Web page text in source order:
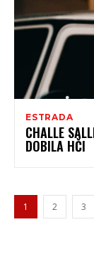
ESTRADA
CHALLE
DOBILA HČI
1 2 3